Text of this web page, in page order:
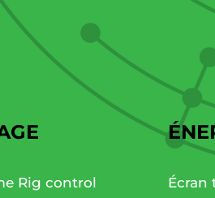
Rig control
Écran